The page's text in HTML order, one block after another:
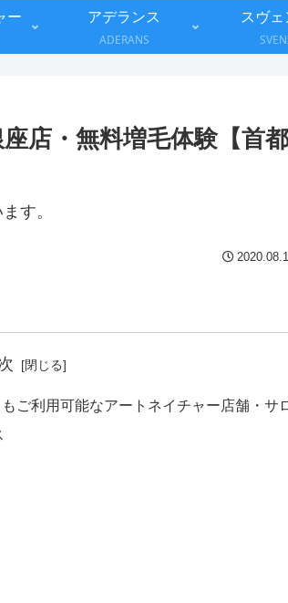
ー
アデランス
ADERANS
スヴ
店・無料増毛体験【首
す。
ご利用可能なアートネイチャー店舗・サ